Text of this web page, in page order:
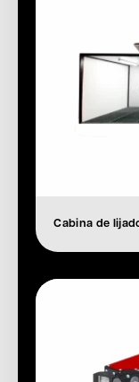
Cabina de